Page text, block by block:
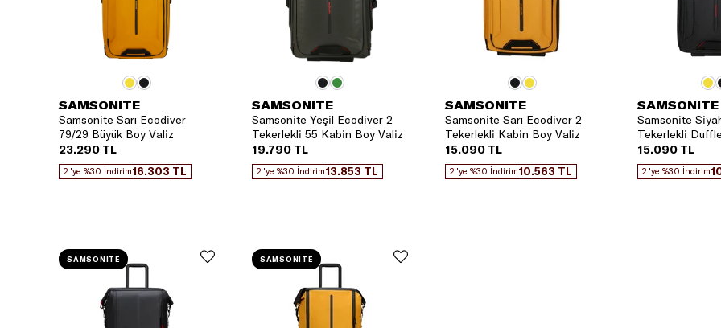
SAMSONITE
Samsonite Sarı Ecodiver
79/29 Büyük Boy Valiz
23.290 TL
2.'ye %30 İndirim16.303 TL
SAMSONITE
Samsonite Yeşil Ecodiver 2
Tekerlekli 55 Kabin Boy Valiz
19.790 TL
2.'ye %30 İndirim13.853 TL
SAMSONITE
Samsonite Sarı Ecodiver 2
Tekerlekli Kabin Boy Valiz
15.090 TL
2.'ye %30 İndirim10.563 TL
SAMSONITE
Samsonite
Tekerlekli
Valiz
15.090 TL
2.'ye %30 İndirim
SAMSONITE SAMSONITE